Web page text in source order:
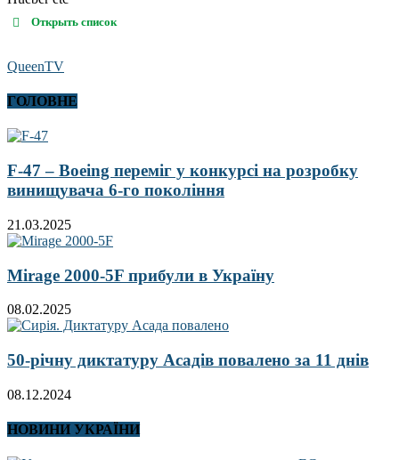
Открыть список
QueenTV
ГОЛОВНЕ
F-47 – Boeing переміг у конкурсі на розробку
винищувача 6-го покоління
21.03.2025
Mirage 2000-5F прибули в Україну
08.02.2025
50-річну диктатуру Асадів повалено за 11 днів
08.12.2024
НОВИНИ УКРАЇНИ